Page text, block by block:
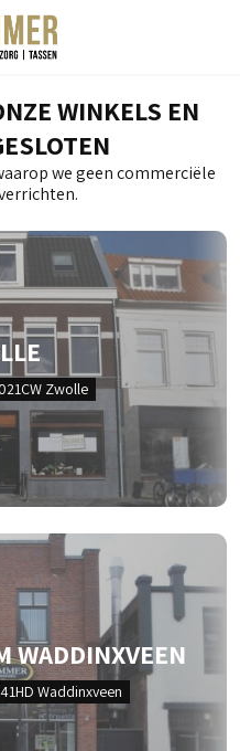
WINKELS EN
we geen commerciële
Zwolle
WADDINXVEEN
Waddinxveen